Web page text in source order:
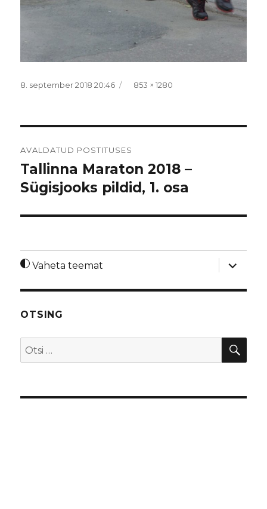
Postitatud
8. september 2018 20:46 Täissuurus
853 × 1280
AVALDATUD POSTITUSES
Tallinna Maraton 2018 –
Sügisjooks pildid, 1. osa
Vaheta teemat
laienda
OTSING
Otsi: